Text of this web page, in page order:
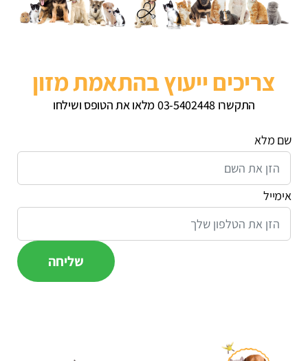
צריכים ייעוץ בהתאמת מזון
התקשרו 03-5402448 מלאו את הטופס ושילחו
שם מלא
אימייל